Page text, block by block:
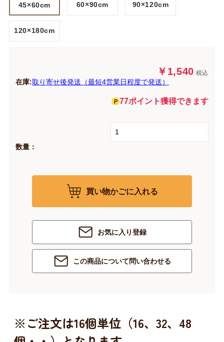
￥1,540 税込
在庫:取り寄せ後発送（最短4営業日程度で発送）
77ポイント獲得できます
数量：
買い物かごに入れる
お気に入り登録
この商品について問い合わせる
45×60cm 60×90cm 90×120cm
120×180cm
※ご注文は16個単位（16、32、48